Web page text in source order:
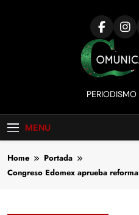
MENU
Home
Portada
Congreso Edomex aprueba